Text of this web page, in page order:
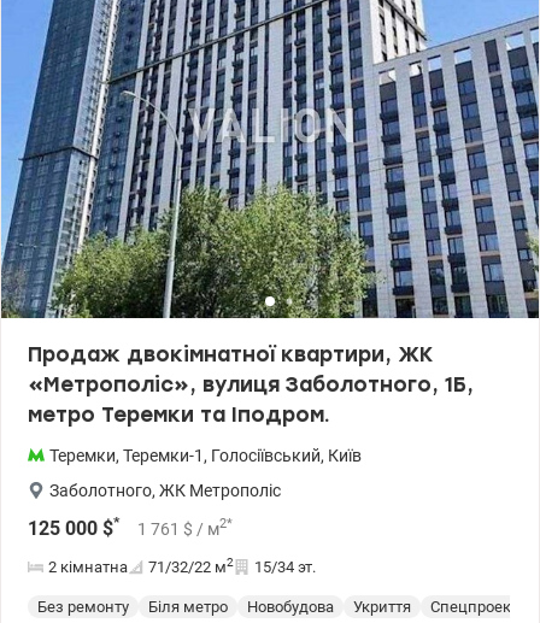
Продаж двокімнатної квартири, ЖК
«Метрополіс», вулиця Заболотного, 1Б,
метро Теремки та Іподром.
Теремки, Теремки-1 , Голосіївський, Київ
Заболотного, ЖК Метрополіс
125 000 $* 1 761 $ / м2*
2 кімнатна 71/32/22 м2 15/34 эт.
Без ремонту Біля метро Новобудова Укриття Спецпроект